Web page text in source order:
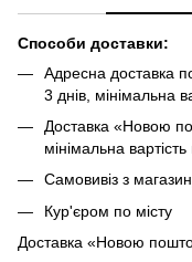
Способи доставки:
Адресна доставка
3 днів, мінімальна
Доставка «Новою
мінімальна вартість
Самовивіз з
Кур'єром по місту
Доставка «Новою